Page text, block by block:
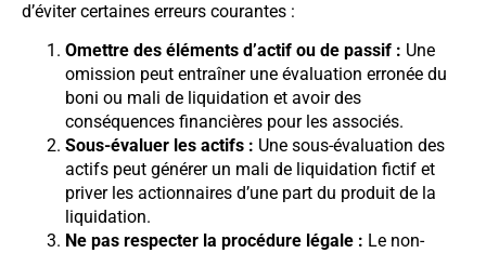
d’éviter certaines erreurs courantes :
Omettre des éléments d’actif ou de passif : Une
omission peut entraîner une évaluation erronée du
boni ou mali de liquidation et avoir des
conséquences financières pour les associés.
Sous-évaluer les actifs : Une sous-évaluation des
actifs peut générer un mali de liquidation fictif et
priver les actionnaires d’une part du produit de la
liquidation.
Ne pas respecter la procédure légale : Le non-